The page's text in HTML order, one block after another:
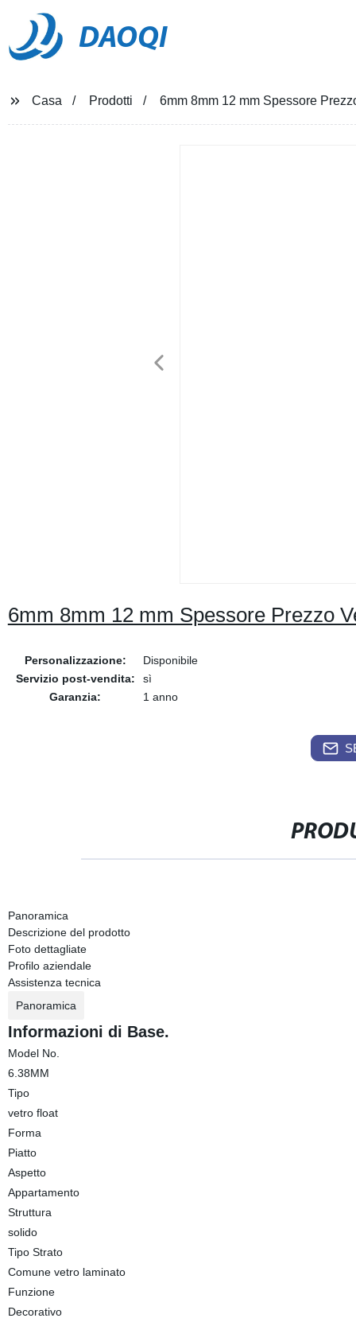
DAOQI
Casa Prodotti 6mm 8mm 12 mm Spessore
6mm 8mm 12 mm Spessore Prezzo
Personalizzazione:
Disponibile
Servizio post-vendita:
sì
Garanzia:
1 anno
Panoramica
Descrizione del prodotto
Foto dettagliate
Profilo aziendale
Assistenza tecnica
Panoramica
Informazioni di Base.
Model No.
6.38MM
Tipo
vetro float
Forma
Piatto
Aspetto
Appartamento
Struttura
solido
Tipo Strato
Comune vetro laminato
Funzione
Decorativo